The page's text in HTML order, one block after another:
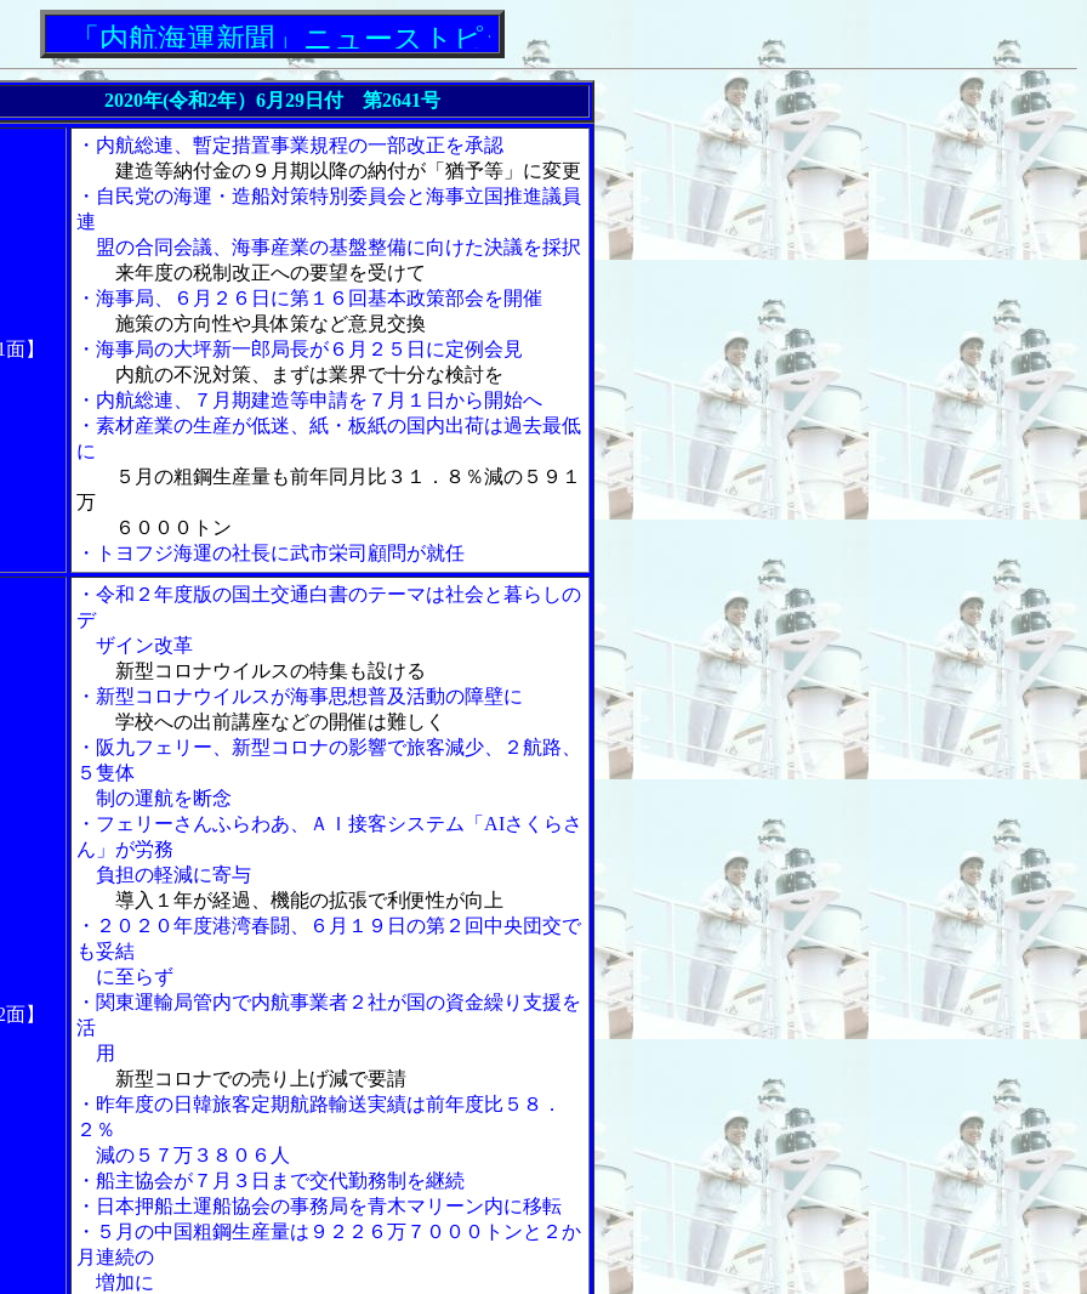
「内航海運新聞」ニューストピックス
2020年(令和2年）6月29日付 第2641号
】
・内航総連、暫定措置事業規程の一部改正を承認
建造等納付金の９月期以降の納付が「猶予等」に変更
・自民党の海運・造船対策特別委員会と海事立国推進議員
連
盟の合同会議、海事産業の基盤整備に向けた決議を採択
来年度の税制改正への要望を受けて
・海事局、６月２６日に第１６回基本政策部会を開催
施策の方向性や具体策など意見交換
・海事局の大坪新一郎局長が６月２５日に定例会見
内航の不況対策、まずは業界で十分な検討を
・内航総連、７月期建造等申請を７月１日から開始へ
・素材産業の生産が低迷、紙・板紙の国内出荷は過去最低
に
５月の粗鋼生産量も前年同月比３１．８％減の５９１
万
６０００トン
・トヨフジ海運の社長に武市栄司顧問が就任
】
・令和２年度版の国土交通白書のテーマは社会と暮らしの
デ
ザイン改革
新型コロナウイルスの特集も設ける
・新型コロナウイルスが海事思想普及活動の障壁に
学校への出前講座などの開催は難しく
・阪九フェリー、新型コロナの影響で旅客減少、２航路、
５隻体
制の運航を断念
・フェリーさんふらわあ、ＡＩ接客システム「AIさくらさ
ん」が労務
負担の軽減に寄与
導入１年が経過、機能の拡張で利便性が向上
・２０２０年度港湾春闘、６月１９日の第２回中央団交で
も妥結
に至らず
・関東運輸局管内で内航事業者２社が国の資金繰り支援を
活
用
新型コロナでの売り上げ減で要請
・昨年度の日韓旅客定期航路輸送実績は前年度比５８．
２％
減の５７万３８０６人
・船主協会が７月３日まで交代勤務制を継続
・日本押船土運船協会の事務局を青木マリーン内に移転
・５月の中国粗鋼生産量は９２２６万７０００トンと２か
月連続の
増加に